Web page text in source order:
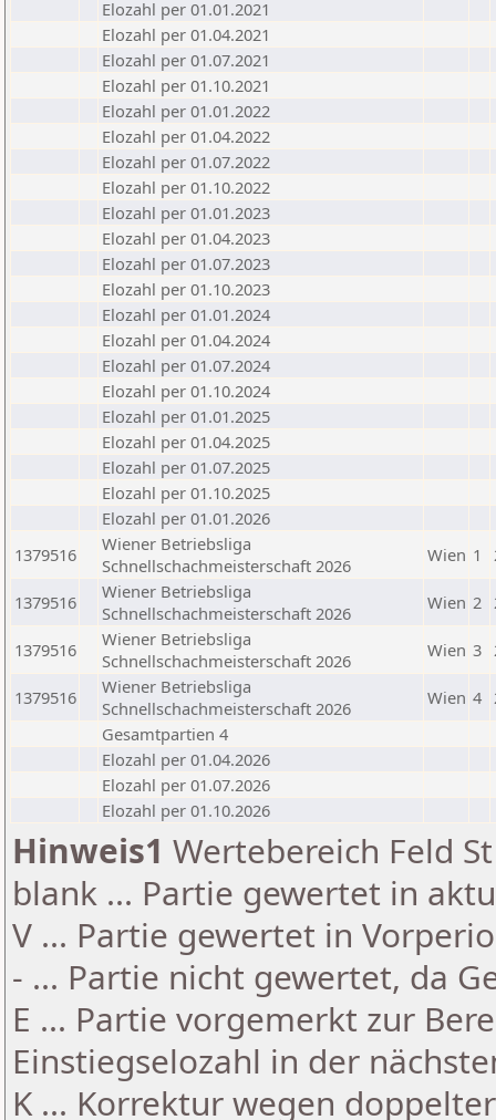
Elozahl per 01.01.2021
Elozahl per 01.04.2021
Elozahl per 01.07.2021
Elozahl per 01.10.2021
Elozahl per 01.01.2022
Elozahl per 01.04.2022
Elozahl per 01.07.2022
Elozahl per 01.10.2022
Elozahl per 01.01.2023
Elozahl per 01.04.2023
Elozahl per 01.07.2023
Elozahl per 01.10.2023
Elozahl per 01.01.2024
Elozahl per 01.04.2024
Elozahl per 01.07.2024
Elozahl per 01.10.2024
Elozahl per 01.01.2025
Elozahl per 01.04.2025
Elozahl per 01.07.2025
Elozahl per 01.10.2025
Elozahl per 01.01.2026
1379516
Wiener Betriebsliga
Schnellschachmeisterschaft 2026
Wien 1
1379516
Wiener Betriebsliga
Schnellschachmeisterschaft 2026
Wien 2
1379516
Wiener Betriebsliga
Schnellschachmeisterschaft 2026
Wien 3
1379516
Wiener Betriebsliga
Schnellschachmeisterschaft 2026
Wien 4
Gesamtpartien 4
Elozahl per 01.04.2026
Elozahl per 01.07.2026
Elozahl per 01.10.2026
Hinweis1 Wertebereich Feld
blank ... Partie gewertet in
V ... Partie gewertet in
- ... Partie nicht gewertet, da
E ... Partie vorgemerkt zur
Einstiegselozahl in der
K ... Korrektur wegen